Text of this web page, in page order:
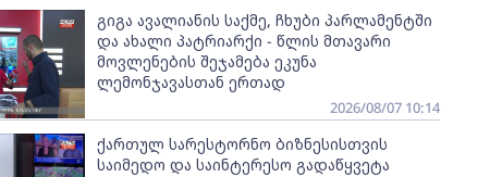
გიგა ავალიანის საქმე, ჩხუბი პარლამენტში
და ახალი პატრიარქი - წლის მთავარი
მოვლენების შეჯამება ეკუნა
ლემონჯავასთან ერთად
2026/08/07 10:14
ქართულ სარესტორნო ბიზნესისთვის
საიმედო და საინტერესო გადაწყვეტა